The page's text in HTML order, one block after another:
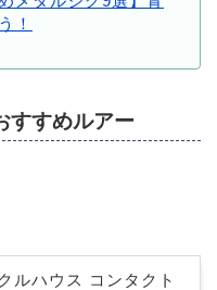
！
すすめルアー
ルハウス コンタクト